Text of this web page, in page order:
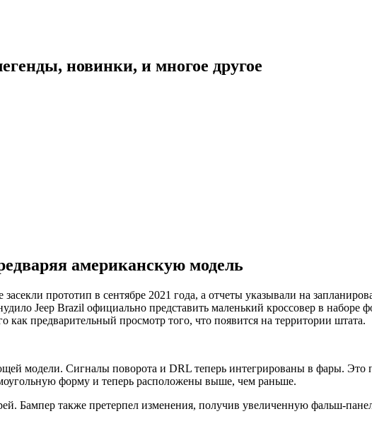
новинки, и многое другое
американскую модель
прототип в сентябре 2021 года, а отчеты указывали на
Jeep Brazil официально представить маленький кроссовер в наборе
предварительный просмотр того, что появится на территории штата.
модели. Сигналы поворота и DRL теперь интегрированы в фары. Это
форму и теперь расположены выше, чем раньше.
Бампер также претерпел изменения, получив увеличенную фальш-